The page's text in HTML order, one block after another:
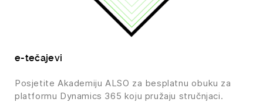
e-tečajevi
Posjetite Akademiju ALSO za besplatnu obuku za
platformu Dynamics 365 koju pružaju stručnjaci.